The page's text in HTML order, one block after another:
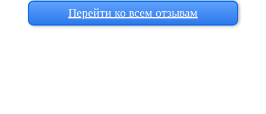
Перейти ко всем отзывам